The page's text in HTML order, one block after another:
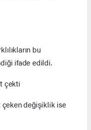
bu
ifade edildi.
çekti
değişiklik ise